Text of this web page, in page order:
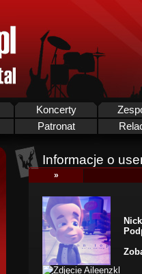
Koncerty
Patronat
Informacje o
»